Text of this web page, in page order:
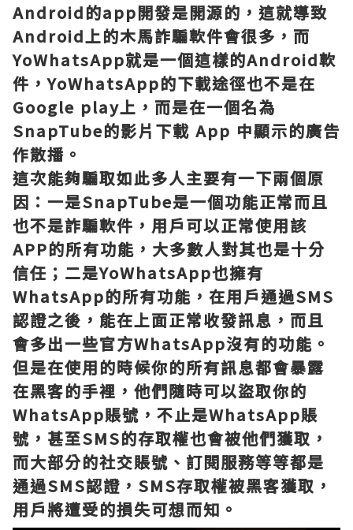
Android的app開發是開源的，這就導致
Android上的木馬詐騙軟件會很多，而
YoWhatsApp就是一個這樣的Android軟
件，YoWhatsApp的下載途徑也不是在
Google play上，而是在一個名為
SnapTube的影片下載 App 中顯示的廣告
作散播。
這次能夠騙取如此多人主要有一下兩個原
因：一是SnapTube是一個功能正常而且
也不是詐騙軟件，用戶可以正常使用該
APP的所有功能，大多數人對其也是十分
信任；二是YoWhatsApp也擁有
WhatsApp的所有功能，在用戶通過SMS
認證之後，能在上面正常收發訊息，而且
會多出一些官方WhatsApp沒有的功能。
但是在使用的時候你的所有訊息都會暴露
在黑客的手裡，他們隨時可以盜取你的
WhatsApp賬號，不止是WhatsApp賬
號，甚至SMS的存取權也會被他們獲取，
而大部分的社交賬號、訂閱服務等等都是
通過SMS認證，SMS存取權被黑客獲取，
用戶將遭受的損失可想而知。